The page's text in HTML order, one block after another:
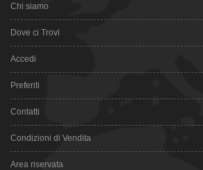
Chi siamo
Dove ci Trovi
Accedi
Preferiti
Contatti
Condizioni di Vendita
Area riservata